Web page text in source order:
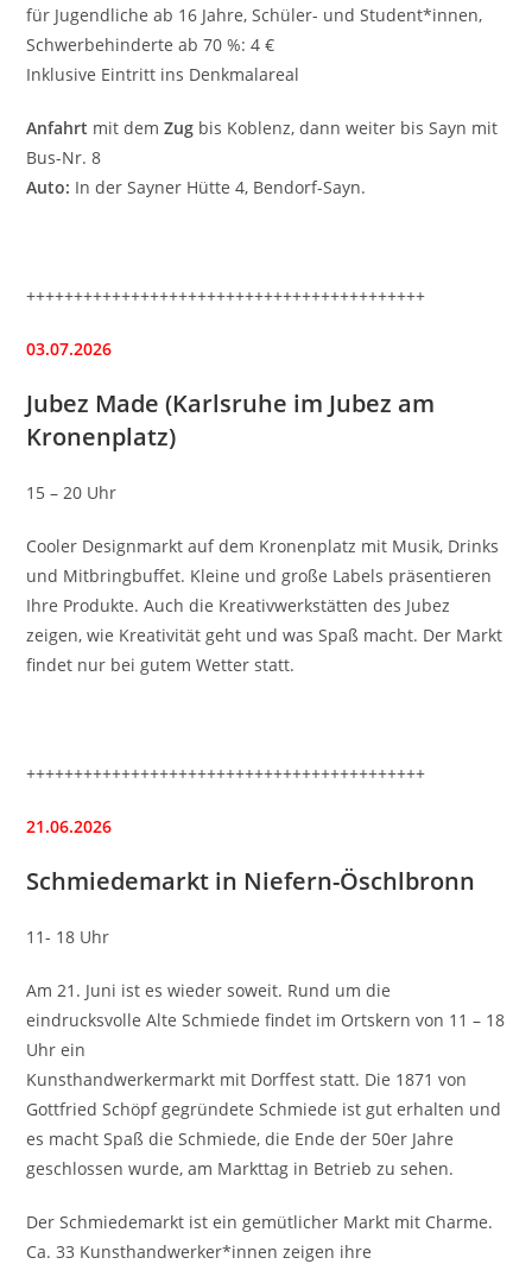
für Jugendliche ab 16 Jahre, Schüler- und Student*innen,
Schwerbehinderte ab 70 %: 4 €
Inklusive Eintritt ins Denkmalareal
Anfahrt mit demZug bis Koblenz, dann weiter bis Sayn mit
Bus-Nr. 8
Auto: In der Sayner Hütte 4, Bendorf-Sayn.
++++++++++++++++++++++++++++++++++++++++++
03.07.2026
Jubez Made (Karlsruhe im Jubez am
Kronenplatz)
15 – 20 Uhr
Cooler Designmarkt auf dem Kronenplatz mit Musik, Drinks
und Mitbringbuffet. Kleine und große Labels präsentieren
Ihre Produkte. Auch die Kreativwerkstätten des Jubez
zeigen, wie Kreativität geht und was Spaß macht. Der Markt
findet nur bei gutem Wetter statt.
++++++++++++++++++++++++++++++++++++++++++
21.06.2026
Schmiedemarkt in Niefern-Öschlbronn
11- 18 Uhr
Am 21. Juni ist es wieder soweit. Rund um die
eindrucksvolle Alte Schmiede findet im Ortskern von 11 – 18
Uhr ein
Kunsthandwerkermarkt mit Dorffest statt. Die 1871 von
Gottfried Schöpf gegründete Schmiede ist gut erhalten und
es macht Spaß die Schmiede, die Ende der 50er Jahre
geschlossen wurde, am Markttag in Betrieb zu sehen.
Der Schmiedemarkt ist ein gemütlicher Markt mit Charme.
Ca. 33 Kunsthandwerker*innen zeigen ihre